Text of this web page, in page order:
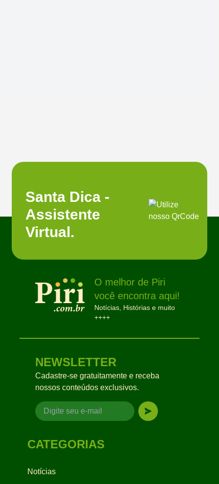
Santa Dica -
Assistente
Virtual.
O melhor de Piri
você encontra aqui!
Notícias, Histórias e muito
++++
NEWSLETTER
Cadastre-se gratuitamente e receba
nossos conteúdos exclusivos.
CATEGORIAS
Notícias